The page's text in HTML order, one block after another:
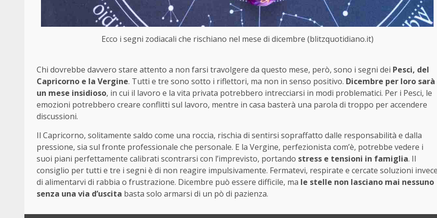
Ecco i segni zodiacali che rischiano nel mese di dicembre (blitzquotidiano.it)
Chi dovrebbe davvero stare attento a non farsi travolgere da questo mese, però, sono i segni dei Pesci, del
Capricorno e la Vergine. Tutti e tre sono sotto i riflettori, ma non in senso positivo. Dicembre per loro sarà
un mese insidioso, in cui il lavoro e la vita privata potrebbero intrecciarsi in modi problematici. Per i Pesci, le
emozioni potrebbero creare conflitti sul lavoro, mentre in casa basterà una parola di troppo per accendere
discussioni.
Il Capricorno, solitamente saldo come una roccia, rischia di sentirsi sopraffatto dalle responsabilità e dalla
pressione, sia sul fronte professionale che personale. E la Vergine, perfezionista com’è, potrebbe vedere i
suoi piani perfettamente calibrati scontrarsi con l’imprevisto, portando stress e tensioni in famiglia. Il
consiglio per tutti e tre i segni è di non reagire impulsivamente. Fermatevi, respirate e cercate soluzioni
di alimentarvi di rabbia o frustrazione. Dicembre può essere difficile, ma le stelle non lasciano mai nessuno
senza una via d’uscita basta solo armarsi di un pò di pazienza.